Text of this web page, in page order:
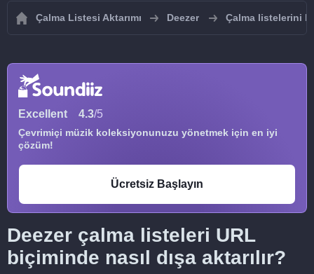
Çalma Listesi Aktarımı Deezer Çalma listelerini
Excellent 4.3/5
Çevrimiçi müzik koleksiyonunuzu yönetmek için en iyi
çözüm!
Ücretsiz Başlayın
Deezer çalma listeleri URL
biçiminde nasıl dışa aktarılır?